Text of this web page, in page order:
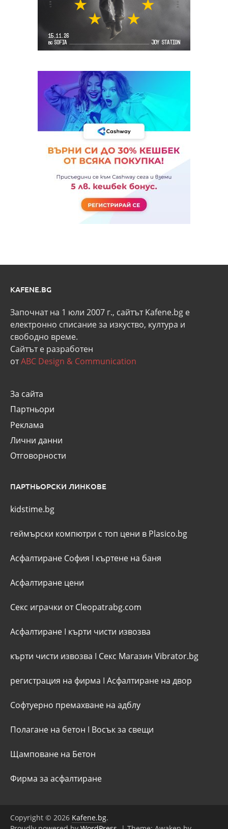
KAFENE.BG
Започнат на 1 юли 2007 г., сайтът Kafene.bg e
eлектронно списание за изкуство, култура и
свободно време.
Сайтът е разработен
отABC Design & Communication
За сайта
Партньори
Реклама
Лични данни
Отговорности
ПАРТНЬОРСКИ ЛИНКОВЕ
kidstime.bg
геймърски компютри с топ цени в Plasico.bg
Асфалтиране София I къртене на баня
Асфалтиране цени
Секс играчки от Cleopatrabg.com
Асфалтиране I кърти чисти извозва
кърти чисти извозва I Секс Магазин Vibrator.bg
регистрация на фирма I Асфалтиране на двор
Софтуерно премахване на адблу
Полагане на бетон I Восък за свещи
Щамповане на Бетон
Фирма за асфалтиране
Copyright © 2026 Kafene.bg.